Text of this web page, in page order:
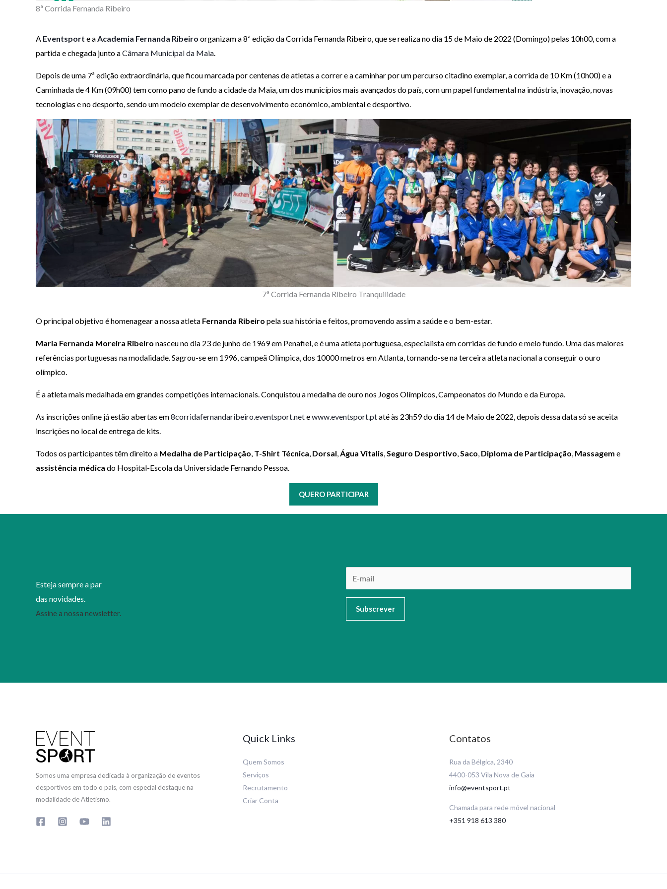
8ª Corrida Fernanda Ribeiro
A Eventsport e aAcademia Fernanda Ribeiro organizam a 8ª edição da Corrida Fernanda Ribeiro, que se realiza no dia 15 de Maio de 2022 (Domingo) pelas 10h00, com a
partida e chegada junto aCâmara Municipal da Maia.
Depois de uma 7ª edição extraordinária, que ficou marcada por centenas de atletas a correr e a caminhar por um percurso citadino exemplar, a corrida de 10 Km (10h00) e a
Caminhada de 4 Km (09h00) tem como pano de fundo a cidade da Maia, um dos municípios mais avançados do país, com um papel fundamental na indústria, inovação, novas
tecnologias e no desporto, sendo um modelo exemplar de desenvolvimento económico, ambiental e desportivo.
7ª Corrida Fernanda Ribeiro Tranquilidade
O principal objetivo é homenagear a nossa atleta Fernanda Ribeiro pela sua história e feitos, promovendo assim a saúde e o bem-estar.
Maria Fernanda Moreira Ribeiro nasceu no dia 23 de junho de 1969 em Penafiel, e é uma atleta portuguesa, especialista em corridas de fundo e meio fundo. Uma das maiores
referências portuguesas na modalidade. Sagrou-se em 1996, campeã Olímpica, dos 10000 metros em Atlanta, tornando-se na terceira atleta nacional a conseguir o ouro
olímpico.
É a atleta mais medalhada em grandes competições internacionais. Conquistou a medalha de ouro nos Jogos Olímpicos, Campeonatos do Mundo e da Europa.
As inscrições online já estão abertas em8corridafernandaribeiro.eventsport.netewww.eventsport.ptaté às 23h59 do dia 14 de Maio de 2022, depois dessa data só se aceita
inscrições no local de entrega de kits.
Todos os participantes têm direito a Medalha de Participação, T-Shirt Técnica, Dorsal,Água Vitalis,Seguro Desportivo,Saco, Diploma de Participação, Massagem e
assistência médica do Hospital-Escola da Universidade Fernando Pessoa.
QUERO PARTICIPAR
Esteja sempre a par
das novidades.
Assine a nossa newsletter.
Somos uma empresa dedicada à organização de eventos
desportivos em todo o país, com especial destaque na
modalidade de Atletismo.
Quick Links
Quem Somos
Serviços
Recrutamento
Criar Conta
Contatos
Rua da Bélgica, 2340
4400-053 Vila Nova de Gaia
info@eventsport.pt
Chamada para rede móvel nacional
+351 918 613 380